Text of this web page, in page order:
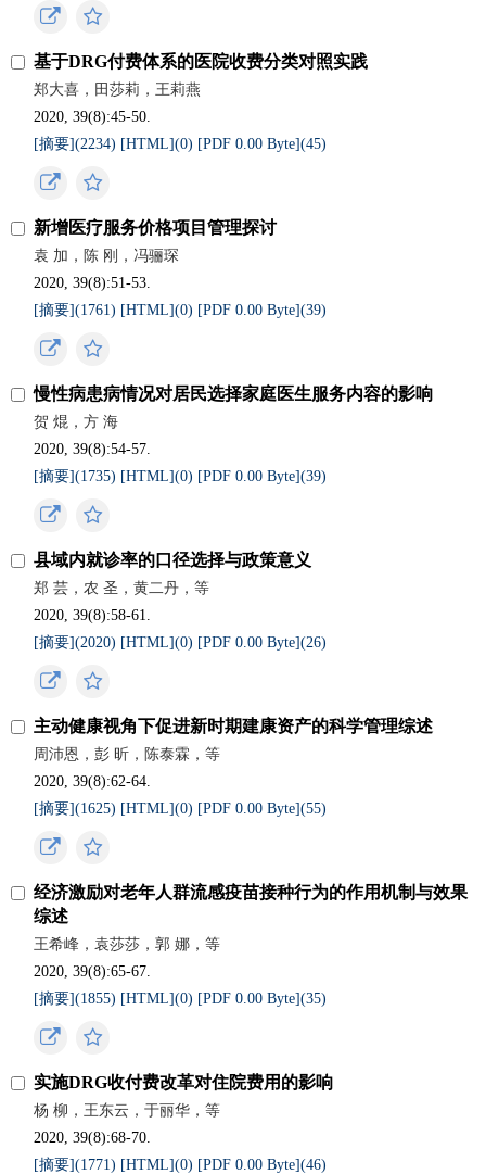
基于DRG付费体系的医院收费分类对照实践
郑大喜，田莎莉，王莉燕
2020, 39(8):45-50.
[摘要](2234) [HTML](0) [PDF 0.00 Byte](45)
新增医疗服务价格项目管理探讨
袁 加，陈 刚，冯骊琛
2020, 39(8):51-53.
[摘要](1761) [HTML](0) [PDF 0.00 Byte](39)
慢性病患病情况对居民选择家庭医生服务内容的影响
贺 焜，方 海
2020, 39(8):54-57.
[摘要](1735) [HTML](0) [PDF 0.00 Byte](39)
县域内就诊率的口径选择与政策意义
郑 芸，农 圣，黄二丹，等
2020, 39(8):58-61.
[摘要](2020) [HTML](0) [PDF 0.00 Byte](26)
主动健康视角下促进新时期建康资产的科学管理综述
周沛恩，彭 昕，陈泰霖，等
2020, 39(8):62-64.
[摘要](1625) [HTML](0) [PDF 0.00 Byte](55)
经济激励对老年人群流感疫苗接种行为的作用机制与效果
综述
王希峰，袁莎莎，郭 娜，等
2020, 39(8):65-67.
[摘要](1855) [HTML](0) [PDF 0.00 Byte](35)
实施DRG收付费改革对住院费用的影响
杨 柳，王东云，于丽华，等
2020, 39(8):68-70.
[摘要](1771) [HTML](0) [PDF 0.00 Byte](46)